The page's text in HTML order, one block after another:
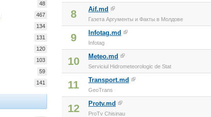
48
467
134
131
120
103
59
141
8 Aif.md
Газета Аргументы и Факты в Молдове
9 Infotag.md
Infotag
10 Meteo.md
Serviciul Hidrometeorologic de Stat
11 Transport.md
GeoTrans
12 Protv.md
ProTv Chisinau